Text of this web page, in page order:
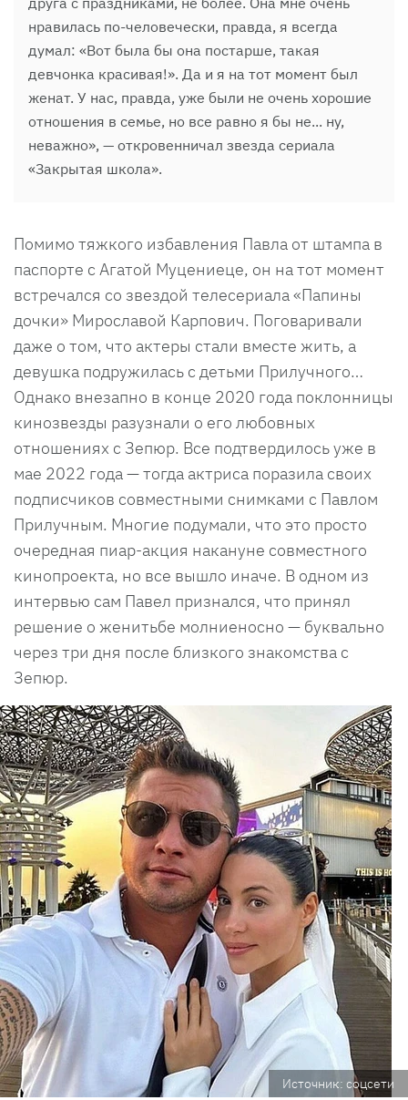
нравилась по-человечески, правда, я всегда
думал: «Вот была бы она постарше, такая
девчонка красивая!». Да и я на тот момент был
женат. У нас, правда, уже были не очень хорошие
отношения в семье, но все равно я бы не... ну,
неважно», — откровенничал звезда сериала
«Закрытая школа».
Помимо тяжкого избавления Павла от штампа в
паспорте с Агатой Муцениеце, он на тот момент
встречался со звездой телесериала «Папины
дочки» Мирославой Карпович. Поговаривали
даже о том, что актеры стали вместе жить, а
девушка подружилась с детьми Прилучного…
Однако внезапно в конце 2020 года поклонницы
кинозвезды разузнали о его любовных
отношениях с Зепюр. Все подтвердилось уже в
мае 2022 года — тогда актриса поразила своих
подписчиков совместными снимками с Павлом
Прилучным. Многие подумали, что это просто
очередная пиар-акция накануне совместного
кинопроекта, но все вышло иначе. В одном из
интервью сам Павел признался, что принял
решение о женитьбе молниеносно — буквально
через три дня после близкого знакомства с
Зепюр.
Источник: соцсети